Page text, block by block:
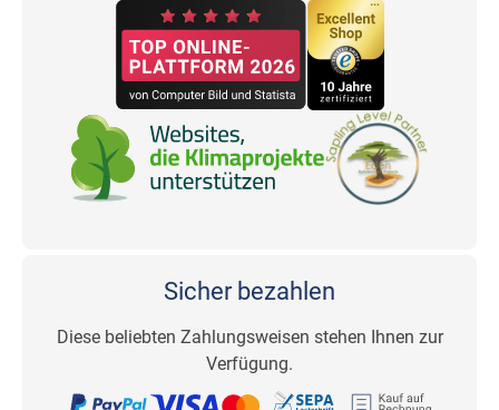
Sicher bezahlen
Diese beliebten Zahlungsweisen stehen Ihnen zur
Verfügung.